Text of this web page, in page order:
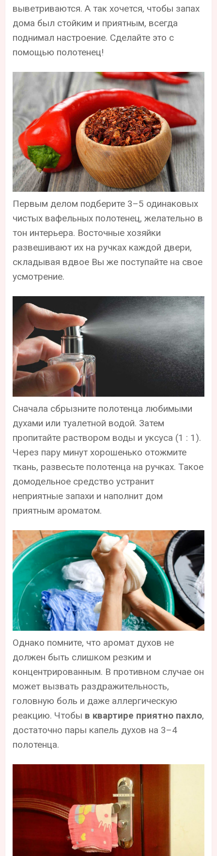
выветриваются. А так хочется, чтобы запах
дома был стойким и приятным, всегда
поднимал настроение. Сделайте это с
помощью полотенец!
Первым делом подберите 3–5 одинаковых
чистых вафельных полотенец, желательно в
тон интерьера. Восточные хозяйки
развешивают их на ручках каждой двери,
складывая вдвое Вы же поступайте на свое
усмотрение.
Сначала сбрызните полотенца любимыми
духами или туалетной водой. Затем
пропитайте раствором воды и уксуса (1 : 1).
Через пару минут хорошенько отожмите
ткань, развесьте полотенца на ручках. Такое
домодельное средство устранит
неприятные запахи и наполнит дом
приятным ароматом.
Однако помните, что аромат духов не
должен быть слишком резким и
концентрированным. В противном случае он
может вызвать раздражительность,
головную боль и даже аллергическую
реакцию. Чтобы в квартире приятно пахло,
достаточно пары капель духов на 3–4
полотенца.